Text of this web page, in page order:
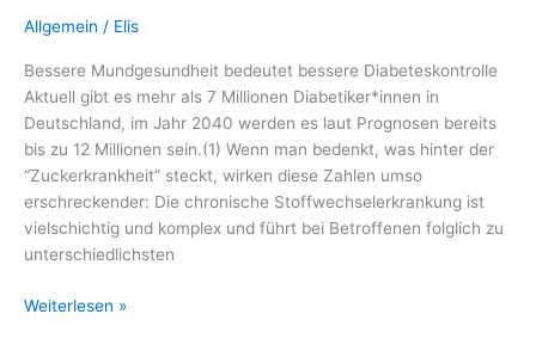
Gesundheitsförderung
und
Diätetik
e.
V.
Allgemein / Elis
Bessere Mundgesundheit bedeutet bessere Diabeteskontrolle
Aktuell gibt es mehr als 7 Millionen Diabetiker*innen in
Deutschland, im Jahr 2040 werden es laut Prognosen bereits
bis zu 12 Millionen sein.(1) Wenn man bedenkt, was hinter der
“Zuckerkrankheit” steckt, wirken diese Zahlen umso
erschreckender: Die chronische Stoffwechselerkrankung ist
vielschichtig und komplex und führt bei Betroffenen folglich zu
unterschiedlichsten
Spezielle
Weiterlesen »